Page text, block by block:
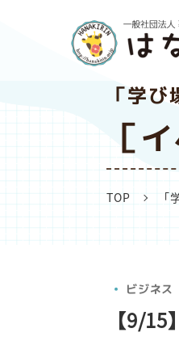
「学び
［
TOP
ビジネス
【9/